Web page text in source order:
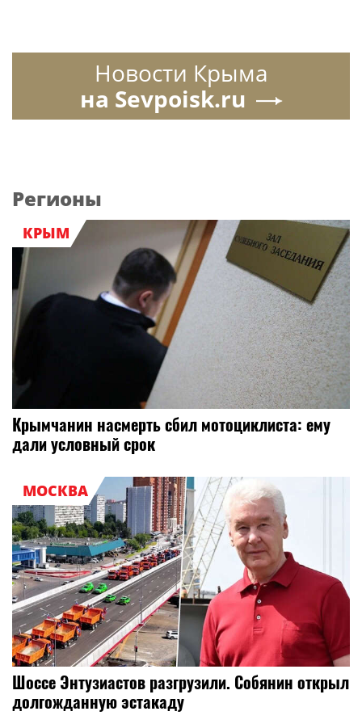
Новости Крыма
на Sevpoisk.ru
Регионы
КРЫМ
Крымчанин насмерть сбил мотоциклиста: ему
дали условный срок
МОСКВА
Шоссе Энтузиастов разгрузили. Собянин открыл
долгожданную эстакаду